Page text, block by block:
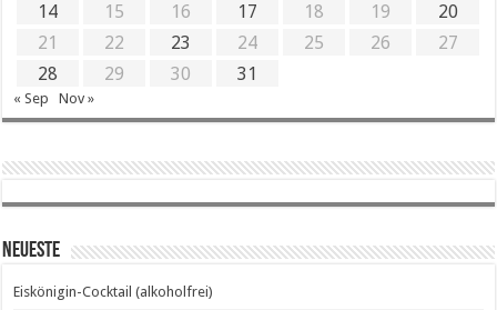
14
15 16 17 18 19
20
21
22 23 24 25 26
27
28
29 30 31
« Sep Nov »
Neueste
Eiskönigin-Cocktail (alkoholfrei)